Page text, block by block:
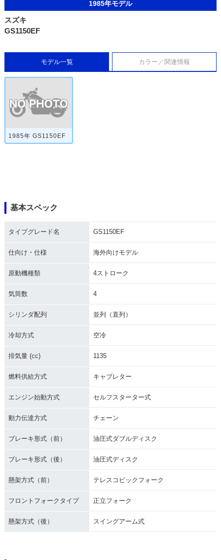
1985年モデル
スズキ
GS1150EF
モデル一覧 カラー／関連情報
1985年 GS1150EF
基本スペック
タイプグレード名 GS1150EF
仕向け・仕様 海外向けモデル
原動機種類 4ストローク
気筒数 4
シリンダ配列 並列（直列）
冷却方式 空冷
排気量 (cc) 1135
燃料供給方式 キャブレター
エンジン始動方式 セルフスターター式
動力伝達方式 チェーン
ブレーキ形式（前） 油圧式ダブルディスク
ブレーキ形式（後） 油圧式ディスク
懸架方式（前） テレスコピックフォーク
フロントフォークタイプ 正立フォーク
懸架方式（後） スイングアーム式